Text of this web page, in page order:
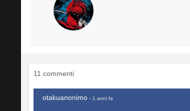
11 commenti
otakuanonimo - 1 anni fa